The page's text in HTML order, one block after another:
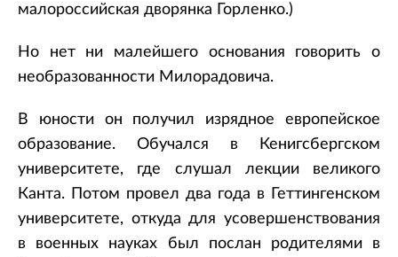
малороссийская дворянка Горленко.)
Но нет ни малейшего основания говорить о
необразованности Милорадовича.
В юности он получил изрядное европейское
образование. Обучался в Кенигсбергском
университете, где слушал лекции великого
Канта. Потом провел два года в Геттингенском
университете, откуда для усовершенствования
в военных науках был послан родителями в